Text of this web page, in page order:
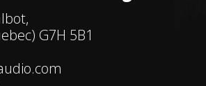
G7H 5B1